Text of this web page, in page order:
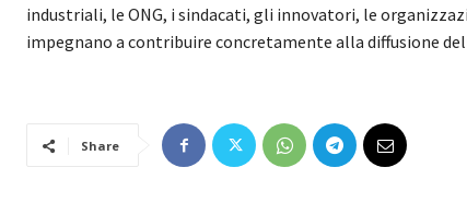
industriali, le ONG, i sindacati, gli innovatori, le
impegnano a contribuire concretamente alla diffusione
Share